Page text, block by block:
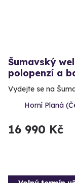
Šumavský
polopenzí a
Vydejte se na
Horní Planá
16 990 Kč